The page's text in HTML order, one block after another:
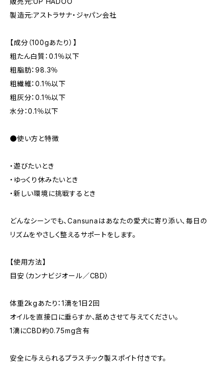
製造元:アストラサナ・ジャパン会社
【成分（100gあたり）】
粗たん白質：0.1％以下
粗脂肪：98.3％
粗繊維：0.1％以下
粗灰分：0.1％以下
水分：0.1％以下
●使い方と特徴
・遊びたいとき
・ゆっくり休みたいとき
・新しい環境に挑戦するとき
どんなシーンでも、Cansunaはあなたの愛犬に寄り添い、毎日の
リズムをやさしく整えるサポートをします。
【使用方法】
目安（カンナビジオール／CBD）
体重2kgあたり：1滴を1日2回
オイルを直接口に垂らすか、舐めさせて与えてください。
1滴にCBD約0.75mg含有
安全に与えられるプラスチック製スポイト付きです。